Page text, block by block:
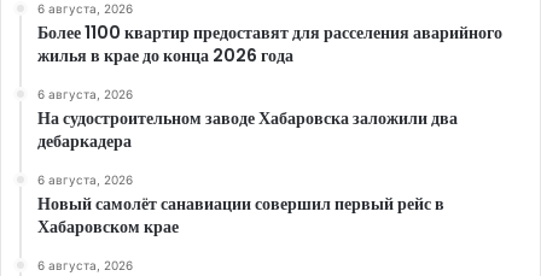
6 августа, 2026
Более 1100 квартир предоставят для расселения аварийного
жилья в крае до конца 2026 года
6 августа, 2026
На судостроительном заводе Хабаровска заложили два
дебаркадера
6 августа, 2026
Новый самолёт санавиации совершил первый рейс в
Хабаровском крае
6 августа, 2026